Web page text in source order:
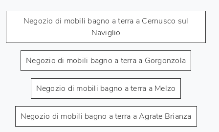
Negozio di mobili bagno a terra a Cernusco sul
Naviglio
Negozio di mobili bagno a terra a Gorgonzola
Negozio di mobili bagno a terra a Melzo
Negozio di mobili bagno a terra a Agrate Brianza